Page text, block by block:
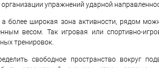
упражнений ударной
более широкая зона активности, рядом
весом. Так игровая или спортивно-
тренировок.
свободное пространство вокруг